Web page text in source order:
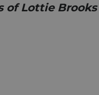
of Lottie Brooks